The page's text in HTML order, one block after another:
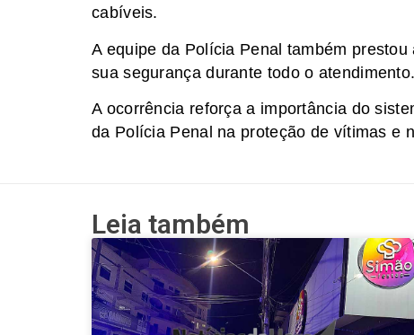
cabíveis.
A equipe da Polícia Penal também
sua segurança durante todo o atendimento.
A ocorrência reforça a importância do
da Polícia Penal na proteção de vítimas e
Leia também